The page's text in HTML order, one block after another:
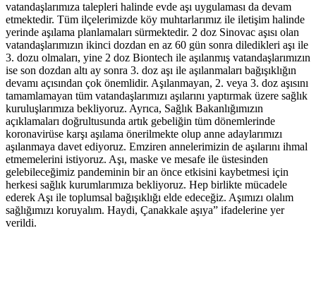
vatandaşlarımıza talepleri halinde evde aşı uygulaması da devam
etmektedir. Tüm ilçelerimizde köy muhtarlarımız ile iletişim halinde
yerinde aşılama planlamaları sürmektedir. 2 doz Sinovac aşısı olan
vatandaşlarımızın ikinci dozdan en az 60 gün sonra diledikleri aşı ile
3. dozu olmaları, yine 2 doz Biontech ile aşılanmış vatandaşlarımızın
ise son dozdan altı ay sonra 3. doz aşı ile aşılanmaları bağışıklığın
devamı açısından çok önemlidir. Aşılanmayan, 2. veya 3. doz aşısını
tamamlamayan tüm vatandaşlarımızı aşılarını yaptırmak üzere sağlık
kuruluşlarımıza bekliyoruz. Ayrıca, Sağlık Bakanlığımızın
açıklamaları doğrultusunda artık gebeliğin tüm dönemlerinde
koronavirüse karşı aşılama önerilmekte olup anne adaylarımızı
aşılanmaya davet ediyoruz. Emziren annelerimizin de aşılarını ihmal
etmemelerini istiyoruz. Aşı, maske ve mesafe ile üstesinden
gelebileceğimiz pandeminin bir an önce etkisini kaybetmesi için
herkesi sağlık kurumlarımıza bekliyoruz. Hep birlikte mücadele
ederek Aşı ile toplumsal bağışıklığı elde edeceğiz. Aşımızı olalım
sağlığımızı koruyalım. Haydi, Çanakkale aşıya” ifadelerine yer
verildi.